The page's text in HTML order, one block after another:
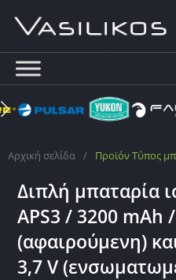
Αρχική σελίδα / Προϊόν Τύπος
Διπλή μπαταρία
APS3 / 3200 mAh
(αφαιρούμενη)
3,7 V